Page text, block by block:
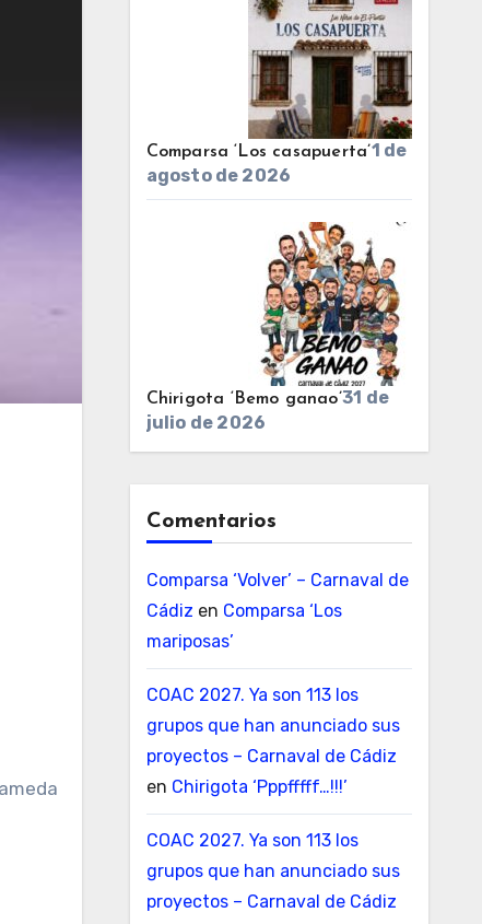
Comparsa ‘Los casapuerta’1 de
agosto de 2026
Chirigota ‘Bemo ganao’31 de
julio de 2026
Comentarios
Comparsa ‘Volver’ – Carnaval de
Cádiz en Comparsa ‘Los
mariposas’
COAC 2027. Ya son 113 los
grupos que han anunciado sus
proyectos – Carnaval de Cádiz
en Chirigota ‘Pppfffff…!!!’
COAC 2027. Ya son 113 los
grupos que han anunciado sus
proyectos – Carnaval de Cádiz